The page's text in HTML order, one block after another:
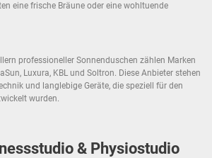
eine frische Bräune oder eine wohltuende
professioneller Sonnenduschen zählen Marken
Luxura, KBL und Soltron. Diese Anbieter stehen
und langlebige Geräte, die speziell für den
wurden.
& Physiostudio